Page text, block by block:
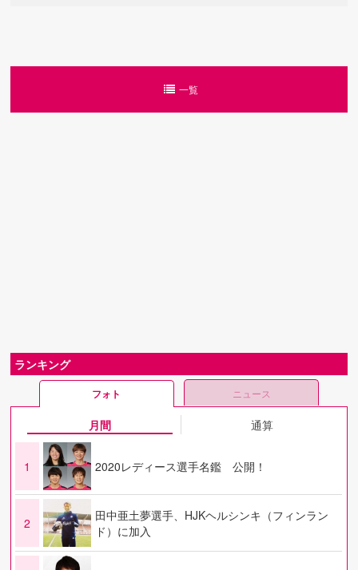
一覧
ランキング
フォト ニュース
月間 通算
1 2020レディース選手名鑑 公開！
2
田中亜土夢選手、HJKヘルシンキ（フィンラン
ド）に加入